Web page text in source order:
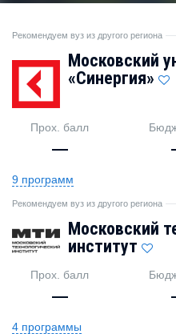
Рекомендуем вуз из другого региона
Московский
«Синергия»
Прох. балл
—
9 программ
Рекомендуем вуз из другого региона
Московский
институт
Прох. балл
—
4 программы